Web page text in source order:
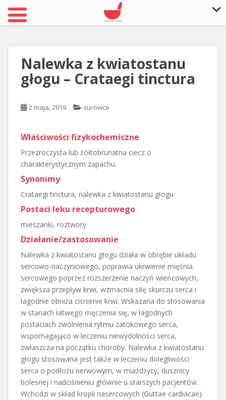
Nalewka z kwiatostanu
głogu – Crataegi tinctura
2 maja, 2019 surowce
Właściwości fizykochemiczne
Przezroczysta lub żółtobrunatna ciecz o
charakterystycznym zapachu.
Synonimy
Crataegi tinctura, nalewka z kwiatostanu głogu
Postaci leku recepturowego
mieszanki, roztwory
Działanie/zastosowanie
Nalewka z kwiatostanu głogu działa w obrębie układu
sercowo-naczyniowego, poprawia ukrwienie mięśnia
sercowego poprzez rozszerzenie naczyń wieńcowych,
zwiększa przepływ krwi, wzmacnia siłę skurczu serca i
łagodnie obniża ciśnienie krwi. Wskazana do stosowania
w stanach łatwego męczenia się, w łagodnych
postaciach zwolnienia rytmu zatokowego serca,
wspomagająco w leczeniu niewydolności serca,
zwłaszcza na początku choroby. Nalewka z kwiatostanu
głogu stosowana jest także w leczeniu dolegliwości
serca o podłożu nerwowym, w miażdżycy, dusznicy
bolesnej i nadciśnieniu głównie u starszych pacjentów.
Wchodzi w skład kropli nasercowych (Guttae cardiacae).